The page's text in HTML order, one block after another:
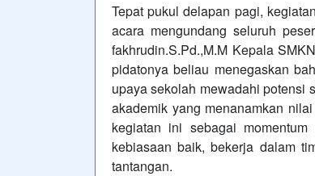
Tepat pukul delapan pagi,
acara mengundang seluruh
fakhrudin.S.Pd.,M.M Kepala
pidatonya beliau menegaskan
upaya sekolah mewadahi
akademik yang menanamkan
kegiatan ini sebagai
kebiasaan baik, bekerja dalam
tantangan.